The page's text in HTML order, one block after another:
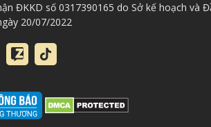
gia– Chúc khởi đầu
ý nghĩa phong thủy như
chủ đón vận khí tốt lành trong ngôi nhà mới.
ĐKKD số 0317390165 do Sở kế hoạch và
20/07/2022